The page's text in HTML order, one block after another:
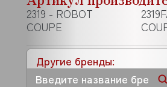
Другие бренды:
2319 - ROBOT
COUPE